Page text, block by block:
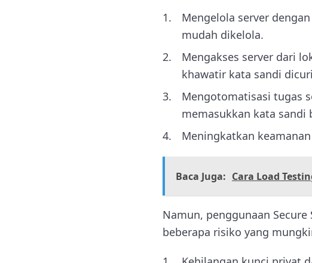
Mengelola server
mudah dikelola.
Mengakses server dari
khawatir kata sandi
Mengotomatisasi tugas
memasukkan kata sandi
Meningkatkan
Baca Juga: Cara Load
Namun, penggunaan
beberapa risiko yang